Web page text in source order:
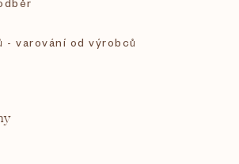
- varování od výrobců